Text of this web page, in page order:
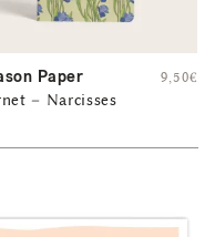
Paper
– Narcisses
9,50€